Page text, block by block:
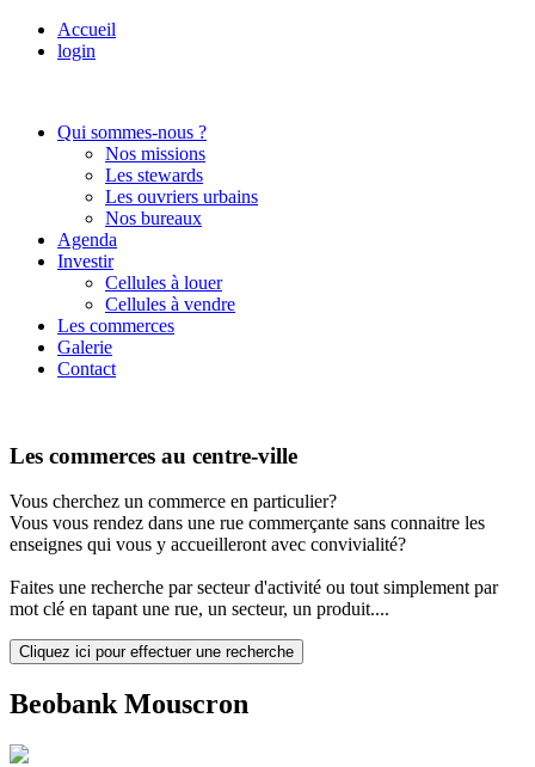
Accueil
login
Qui sommes-nous ?
Nos missions
Les stewards
Les ouvriers urbains
Nos bureaux
Agenda
Investir
Cellules à louer
Cellules à vendre
Les commerces
Galerie
Contact
Les commerces au centre-ville
Vous cherchez un commerce en particulier?
Vous vous rendez dans une rue commerçante sans connaitre les
enseignes qui vous y accueilleront avec convivialité?
Faites une recherche par secteur d'activité ou tout simplement par
mot clé en tapant une rue, un secteur, un produit....
Cliquez ici pour effectuer une recherche
Beobank Mouscron